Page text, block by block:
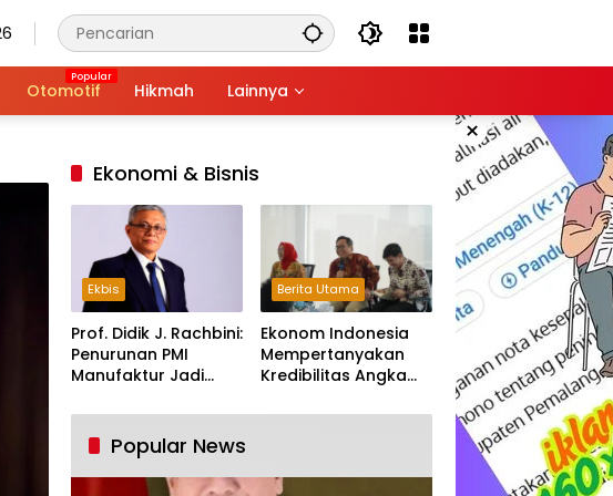
Otomotif Hikmah Lainnya
×
Ekonomi & Bisnis
Ekbis
Prof. Didik J. Rachbini:
Penurunan PMI
Manufaktur Jadi
Industri Nasional
Berita Utama
Ekonom Indonesia
Mempertanyakan
Kredibilitas Angka
Tumbuh Tapi Rapuh
Popular News